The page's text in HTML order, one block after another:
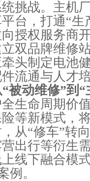
挑战。主机
台，打通“生
授权服务商
双品牌维修
头制定电池
流通与人才
被动维修”到
生命周期价
等新模式，
从“修车”转
出行等衍生
线下融合模
例。